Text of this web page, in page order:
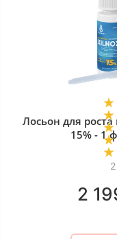
2
Лосьон для роста
15% - 1
2